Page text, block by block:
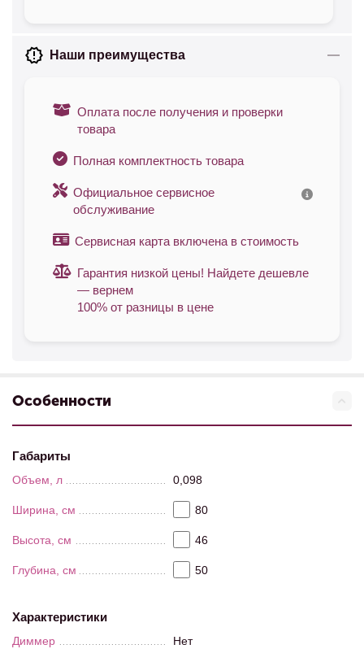
Наши преимущества
Оплата после получения и проверки
товара
Полная комплектность товара
Официальное сервисное
обслуживание
Сервисная карта включена в стоимость
Гарантия низкой цены! Найдете дешевле
— вернем
100% от разницы в цене
Особенности
Габариты
Объем, л 0,098
Ширина, см 80
Высота, см 46
Глубина, см 50
Характеристики
Диммер Нет